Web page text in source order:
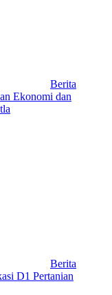
Berita
Ekonomi dan
Berita
D1 Pertanian